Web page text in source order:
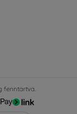
fenntartva.